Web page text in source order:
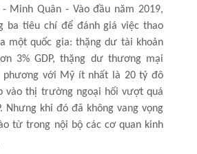
- Minh Quân - Vào đầu năm 2019,
ba tiêu chí để đánh giá việc thao
một quốc gia: thặng dư tài khoản
3% GDP, thặng dư thương mại
phương với Mỹ ít nhất là 20 tỷ đô
vào thị trường ngoại hối vượt quá
Nhưng khi đó đã không vang vọng
từ trong nội bộ các cơ quan kinh